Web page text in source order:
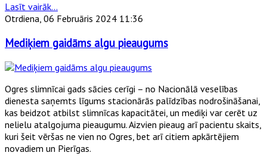
Lasīt vairāk...
Otrdiena, 06 Februāris 2024 11:36
Mediķiem gaidāms algu pieaugums
Ogres slimnīcai gads sācies cerīgi – no Nacionālā veselības
dienesta saņemts līgums stacionārās palīdzības nodrošināšanai,
kas beidzot atbilst slimnīcas kapacitātei, un mediķi var cerēt uz
nelielu atalgojuma pieaugumu. Aizvien pieaug arī pacientu skaits,
kuri šeit vēršas ne vien no Ogres, bet arī citiem apkārtējiem
novadiem un Pierīgas.